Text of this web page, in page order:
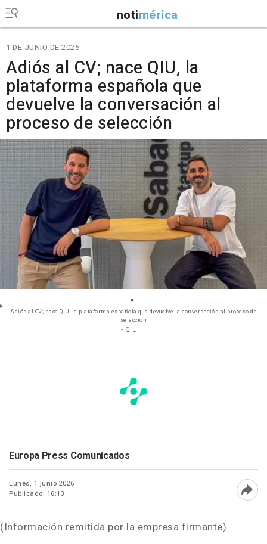
notimérica
1 DE JUNIO DE 2026
Adiós al CV; nace QIU, la
plataforma española que
devuelve la conversación al
proceso de selección
Adiós al CV; nace QIU, la plataforma española que devuelve la conversación al proceso de
selección
- QIU
Europa Press Comunicados
Lunes, 1 junio 2026
Publicado: 16:13
(Información remitida por la empresa firmante)